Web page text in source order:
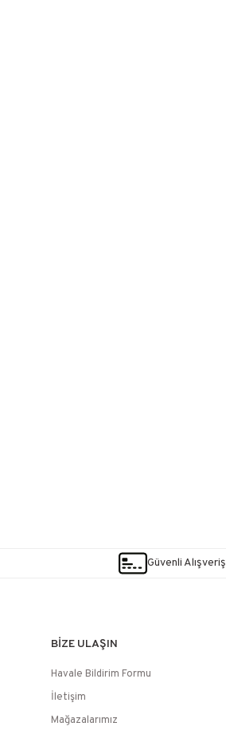
Güvenli Alışveriş
BİZE ULAŞIN
Havale Bildirim Formu
İletişim
Mağazalarımız